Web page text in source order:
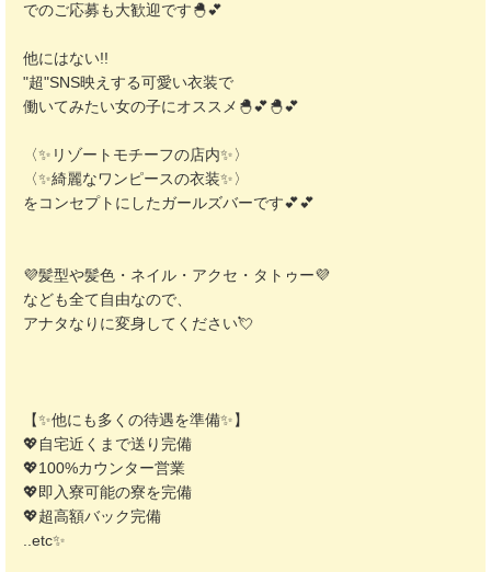
でのご応募も大歓迎です🐣💕
他にはない!!
"超"SNS映えする可愛い衣装で
働いてみたい女の子にオススメ🐣💕🐣💕
〈✨リゾートモチーフの店内✨〉
〈✨綺麗なワンピースの衣装✨〉
をコンセプトにしたガールズバーです💕💕
💜髪型や髪色・ネイル・アクセ・タトゥー💜
なども全て自由なので、
アナタなりに変身してください💘
【✨他にも多くの待遇を準備✨】
💖自宅近くまで送り完備
💖100%カウンター営業
💖即入寮可能の寮を完備
💖超高額バック完備
..etc✨